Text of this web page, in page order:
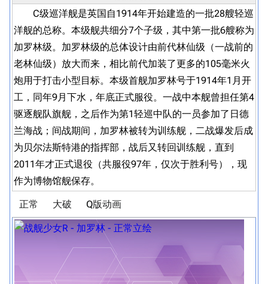
C级巡洋舰是英国自1914年开始建造的一批28艘轻巡
洋舰的总称。本级舰共细分7个子级，其中第一批6艘称为
加罗林级。加罗林级的总体设计由前代林仙级（一战前的
老林仙级）放大而来，相比前代加装了更多的105毫米火
炮用于打击小型目标。本级首舰加罗林号于1914年1月开
工，同年9月下水，年底正式服役。一战中本舰曾担任第4
驱逐舰队旗舰，之后作为第1轻巡中队的一员参加了日德
兰海战；间战期间，加罗林被转为训练舰，二战爆发后成
为贝尔法斯特港的指挥部，战后又转回训练舰，直到
2011年才正式退役（共服役97年，仅次于胜利号），现
作为博物馆舰保存。
正常 大破 Q版动画